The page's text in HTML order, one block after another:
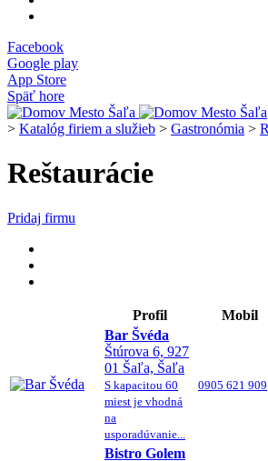
Facebook
Google play
App Store
Späť hore
> Katalóg firiem a služieb > Gastronómia >
Reštaurácie
Pridaj firmu
Profil Mobil
Bar Švéda
Štúrova 6, 927
01 Šaľa, Šaľa
S kapacitou 60
miest je vhodná
na
usporadúvanie...
0905 621 909
Bistro Golem